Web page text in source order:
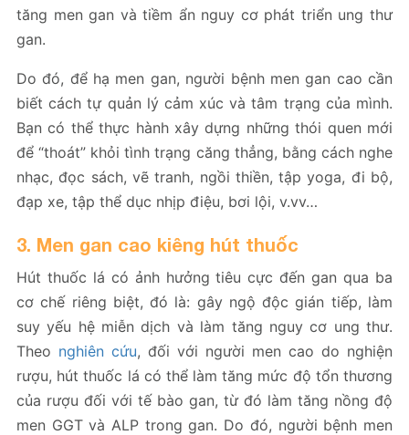
tăng men gan và tiềm ẩn nguy cơ phát triển ung thư
gan.
Do đó, để hạ men gan, người bệnh men gan cao cần
biết cách tự quản lý cảm xúc và tâm trạng của mình.
Bạn có thể thực hành xây dựng những thói quen mới
để “thoát” khỏi tình trạng căng thẳng, bằng cách nghe
nhạc, đọc sách, vẽ tranh, ngồi thiền, tập yoga, đi bộ,
đạp xe, tập thể dục nhịp điệu, bơi lội, v.vv…
3. Men gan cao kiêng hút thuốc
Hút thuốc lá có ảnh hưởng tiêu cực đến gan qua ba
cơ chế riêng biệt, đó là: gây ngộ độc gián tiếp, làm
suy yếu hệ miễn dịch và làm tăng nguy cơ ung thư.
Theo nghiên cứu, đối với người men cao do nghiện
rượu, hút thuốc lá có thể làm tăng mức độ tổn thương
của rượu đối với tế bào gan, từ đó làm tăng nồng độ
men GGT và ALP trong gan. Do đó, người bệnh men